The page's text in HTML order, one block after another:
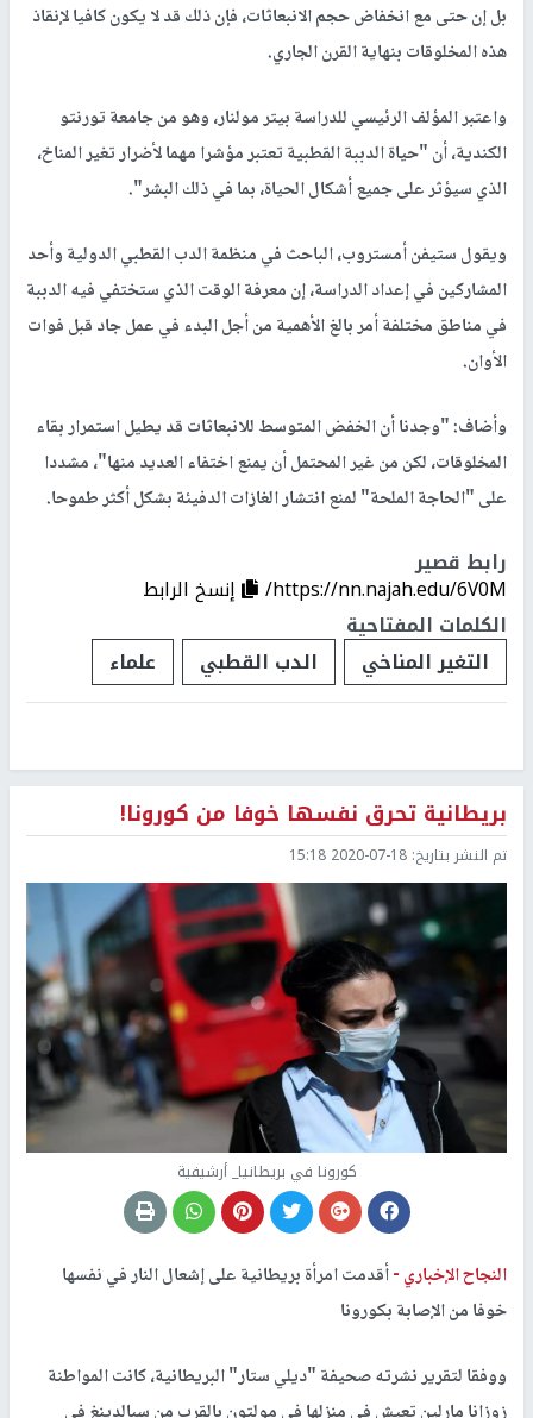
بل إن حتى مع انخفاض حجم الانبعاثات، فإن ذلك قد لا يكون كافيا لإنقاذ
هذه المخلوقات بنهاية القرن الجاري.
واعتبر المؤلف الرئيسي للدراسة بيتر مولنار، وهو من جامعة تورنتو
الكندية، أن "حياة الدببة القطبية تعتبر مؤشرا مهما لأضرار تغير المناخ،
الذي سيؤثر على جميع أشكال الحياة، بما في ذلك البشر".
ويقول ستيفن أمستروب، الباحث في منظمة الدب القطبي الدولية وأحد
المشاركين في إعداد الدراسة، إن معرفة الوقت الذي ستختفي فيه الدببة
في مناطق مختلفة أمر بالغ الأهمية من أجل البدء في عمل جاد قبل فوات
الأوان.
وأضاف: "وجدنا أن الخفض المتوسط للانبعاثات قد يطيل استمرار بقاء
المخلوقات، لكن من غير المحتمل أن يمنع اختفاء العديد منها"، مشددا
على "الحاجة الملحة" لمنع انتشار الغازات الدفيئة بشكل أكثر طموحا.
رابط قصير
https://nn.najah.edu/6V0M/
إنسخ الرابط
الكلمات المفتاحية
التغير المناخي
الدب القطبي علماء
بريطانية تحرق نفسها خوفا من كورونا!
تم النشر بتاريخ: 2020-07-18 15:18
كورونا في بريطانيا_ أرشيفية
النجاح الإخباري -أقدمت امرأة بريطانية على إشعال النار في نفسها
خوفا من الإصابة بكورونا
ووفقا لتقرير نشرته صحيفة "ديلي ستار" البريطانية، كانت المواطنة